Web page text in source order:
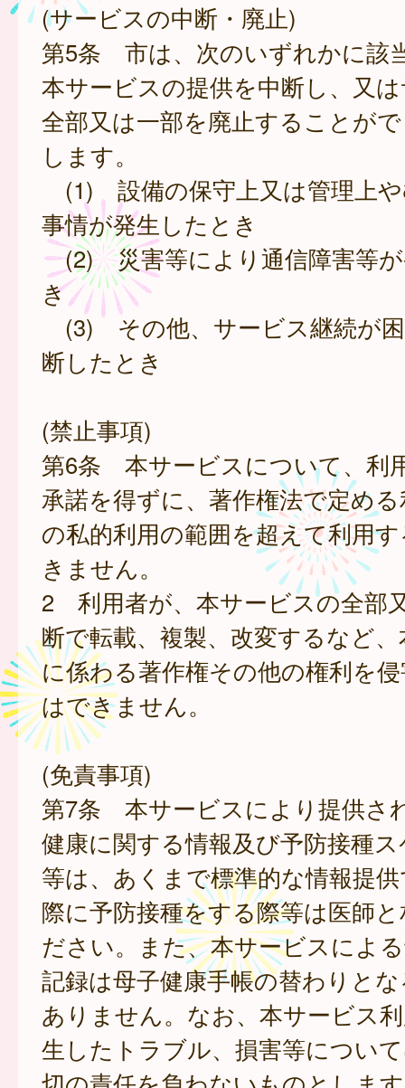
(サービスの中断・廃止)
第5条 市は、次のいずれかに該
本サービスの提供を中断し、又
全部又は一部を廃止することが
します。
(1) 設備の保守上又は管理上
事情が発生したとき
(2) 災害等により通信障害等が
き
(3) その他、サービス継続が
断したとき
(禁止事項)
第6条 本サービスについて、利
承諾を得ずに、著作権法で定め
の私的利用の範囲を超えて利用
きません。
2 利用者が、本サービスの全部
断で転載、複製、改変するなど
に係わる著作権その他の権利を
はできません。
(免責事項)
第7条 本サービスにより提供さ
健康に関する情報及び予防接種
等は、あくまで標準的な情報提
際に予防接種をする際等は医師
ださい。また、本サービスによ
記録は母子健康手帳の替わりと
ありません。なお、本サービス
生したトラブル、損害等につい